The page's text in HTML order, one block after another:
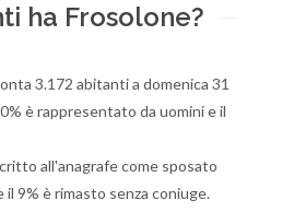
ha Frosolone?
3.172 abitanti a domenica 31
è rappresentato da uomini e il
all'anagrafe come sposato
il 9% è rimasto senza coniuge.